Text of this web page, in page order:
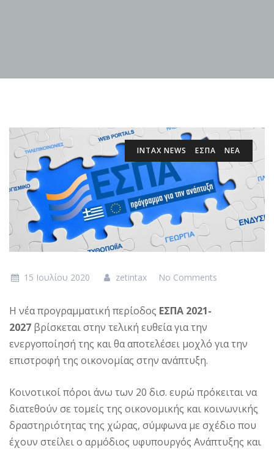
INTAX NEWS ΕΣΠΑ ΝΕΑ
15 Ιουλίου 2020 zetintax No Comments
Η νέα προγραμματική περίοδος ΕΣΠΑ 2021-
2027 βρίσκεται στην τελική ευθεία για την
ενεργοποίησή της και θα αποτελέσει μοχλό για την
επιστροφή της οικονομίας στην ανάπτυξη.
Κοινοτικοί πόροι άνω των 20 δισ. ευρώ πρόκειται να
διατεθούν σε τομείς της οικονομικής και κοινωνικής
δραστηριότητας της χώρας, σύμφωνα με σχέδιο που
έχουν στείλει ο αρμόδιος υφυπουργός Ανάπτυξης και